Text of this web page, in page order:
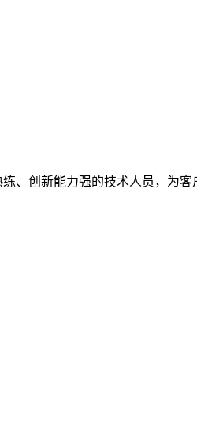
、创新能力强的技术人员，为